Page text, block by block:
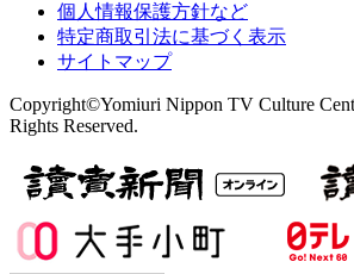
個人情報保護方針など
特定商取引法に基づく表示
サイトマップ
Copyright©Yomiuri Nippon TV Culture
Rights Reserved.